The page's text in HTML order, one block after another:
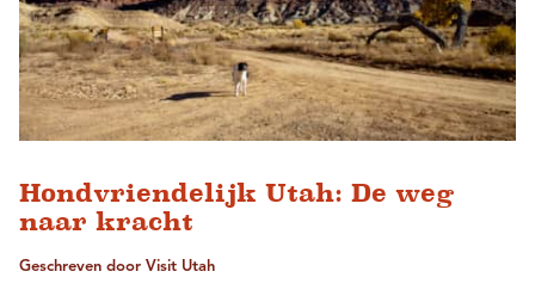
Hondvriendelijk Utah: De weg
naar kracht
Geschreven door Visit Utah